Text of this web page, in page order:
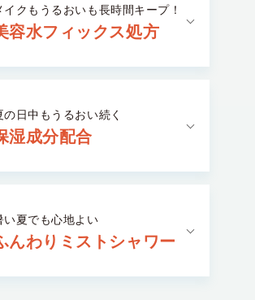
イクもうるおいも長時間キープ！
容水フィックス処方
の日中もうるおい続く
湿成分配合
い夏でも心地よい
んわりミストシャワー